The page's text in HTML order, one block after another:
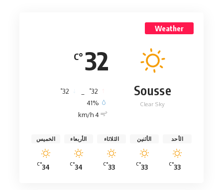
Weather
32
°C
Sousse
Clear Sky
32
°
32
°
41%
4 km/h
الأحد
33
°C
الأثنين
33
°C
الثلاثاء
33
°C
الأربعاء
34
°C
الخميس
34
°C